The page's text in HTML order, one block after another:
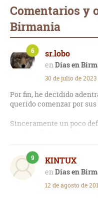
Comentarios y
Birmania
sr.lobo
Días en
6
30 de julio de 2023
Por fin, he decidido
querido comenzar por
Sinceramente un poco
puede reflejar muy bien
excesivamente
final se precipitan los
embargo, asuntos
absolutamente lejano.
KINTUX
Días en
9
12 de agosto de